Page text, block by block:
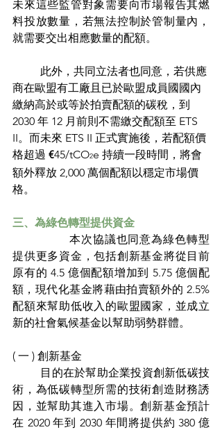
未來這些監管對象需要向市場報告其燃
料投放數量，若無法控制於管制量內，
就需要交出相應數量的配額。
商在歐盟有工廠且已於歐盟成員國國內
繳納高於或等於拍賣配額的碳稅，到
2030 年 12 月前則不需繳交配額至 ETS
II。而未來 ETS II 正式實施後，若配額價
格超過 €45/tCO2e 持續一段時間，將會
額外釋放 2,000 萬個配額以穩定市場價
格。
三、為綠色轉型提供資金
提供更多資金，包括創新基金將從目前
原有的 4.5 億個配額增加到 5.75 億個配
額，現代化基金將藉由拍賣額外的 2.5%
配額來幫助低收入的歐盟國家，並成立
新的社會氣候基金以幫助弱勢群體。
( 一 ) 創新基金
術，為低碳轉型所需的技術創造財務誘
因，並幫助其進入市場。創新基金預計
在 2020 年到 2030 年間將提供約 380 億